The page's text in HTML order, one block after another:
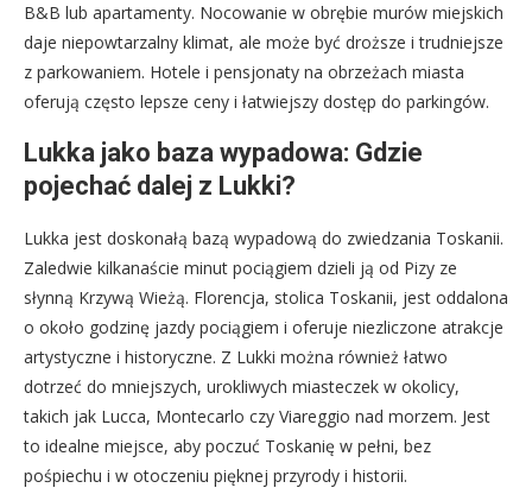
B&B lub apartamenty. Nocowanie w obrębie murów miejskich
daje niepowtarzalny klimat, ale może być droższe i trudniejsze
z parkowaniem. Hotele i pensjonaty na obrzeżach miasta
oferują często lepsze ceny i łatwiejszy dostęp do parkingów.
Lukka jako baza wypadowa: Gdzie
pojechać dalej z Lukki?
Lukka jest doskonałą bazą wypadową do zwiedzania Toskanii.
Zaledwie kilkanaście minut pociągiem dzieli ją od Pizy ze
słynną Krzywą Wieżą. Florencja, stolica Toskanii, jest oddalona
o około godzinę jazdy pociągiem i oferuje niezliczone atrakcje
artystyczne i historyczne. Z Lukki można również łatwo
dotrzeć do mniejszych, urokliwych miasteczek w okolicy,
takich jak Lucca, Montecarlo czy Viareggio nad morzem. Jest
to idealne miejsce, aby poczuć Toskanię w pełni, bez
pośpiechu i w otoczeniu pięknej przyrody i historii.